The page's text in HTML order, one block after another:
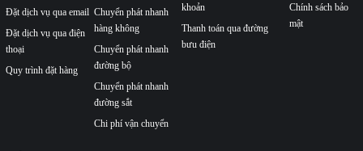
Đặt dịch vụ qua email
Đặt dịch vụ qua điện
thoại
Quy trình đặt hàng
Chuyển phát nhanh
hàng không
Chuyển phát nhanh
đường bộ
Chuyển phát nhanh
đường sắt
Chi phí vận chuyển
khoản
Thanh toán qua đường
bưu điện
Chính sách bảo
mật